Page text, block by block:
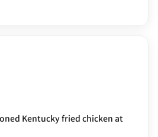
Kentucky fried chicken at